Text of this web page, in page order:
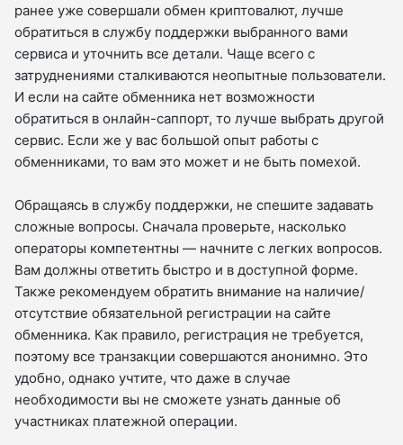
ранее уже совершали обмен криптовалют, лучше
обратиться в службу поддержки выбранного вами
сервиса и уточнить все детали. Чаще всего с
затруднениями сталкиваются неопытные пользователи.
И если на сайте обменника нет возможности
обратиться в онлайн-саппорт, то лучше выбрать другой
сервис. Если же у вас большой опыт работы с
обменниками, то вам это может и не быть помехой.
Обращаясь в службу поддержки, не спешите задавать
сложные вопросы. Сначала проверьте, насколько
операторы компетентны — начните с легких вопросов.
Вам должны ответить быстро и в доступной форме.
Также рекомендуем обратить внимание на наличие/
отсутствие обязательной регистрации на сайте
обменника. Как правило, регистрация не требуется,
поэтому все транзакции совершаются анонимно. Это
удобно, однако учтите, что даже в случае
необходимости вы не сможете узнать данные об
участниках платежной операции.